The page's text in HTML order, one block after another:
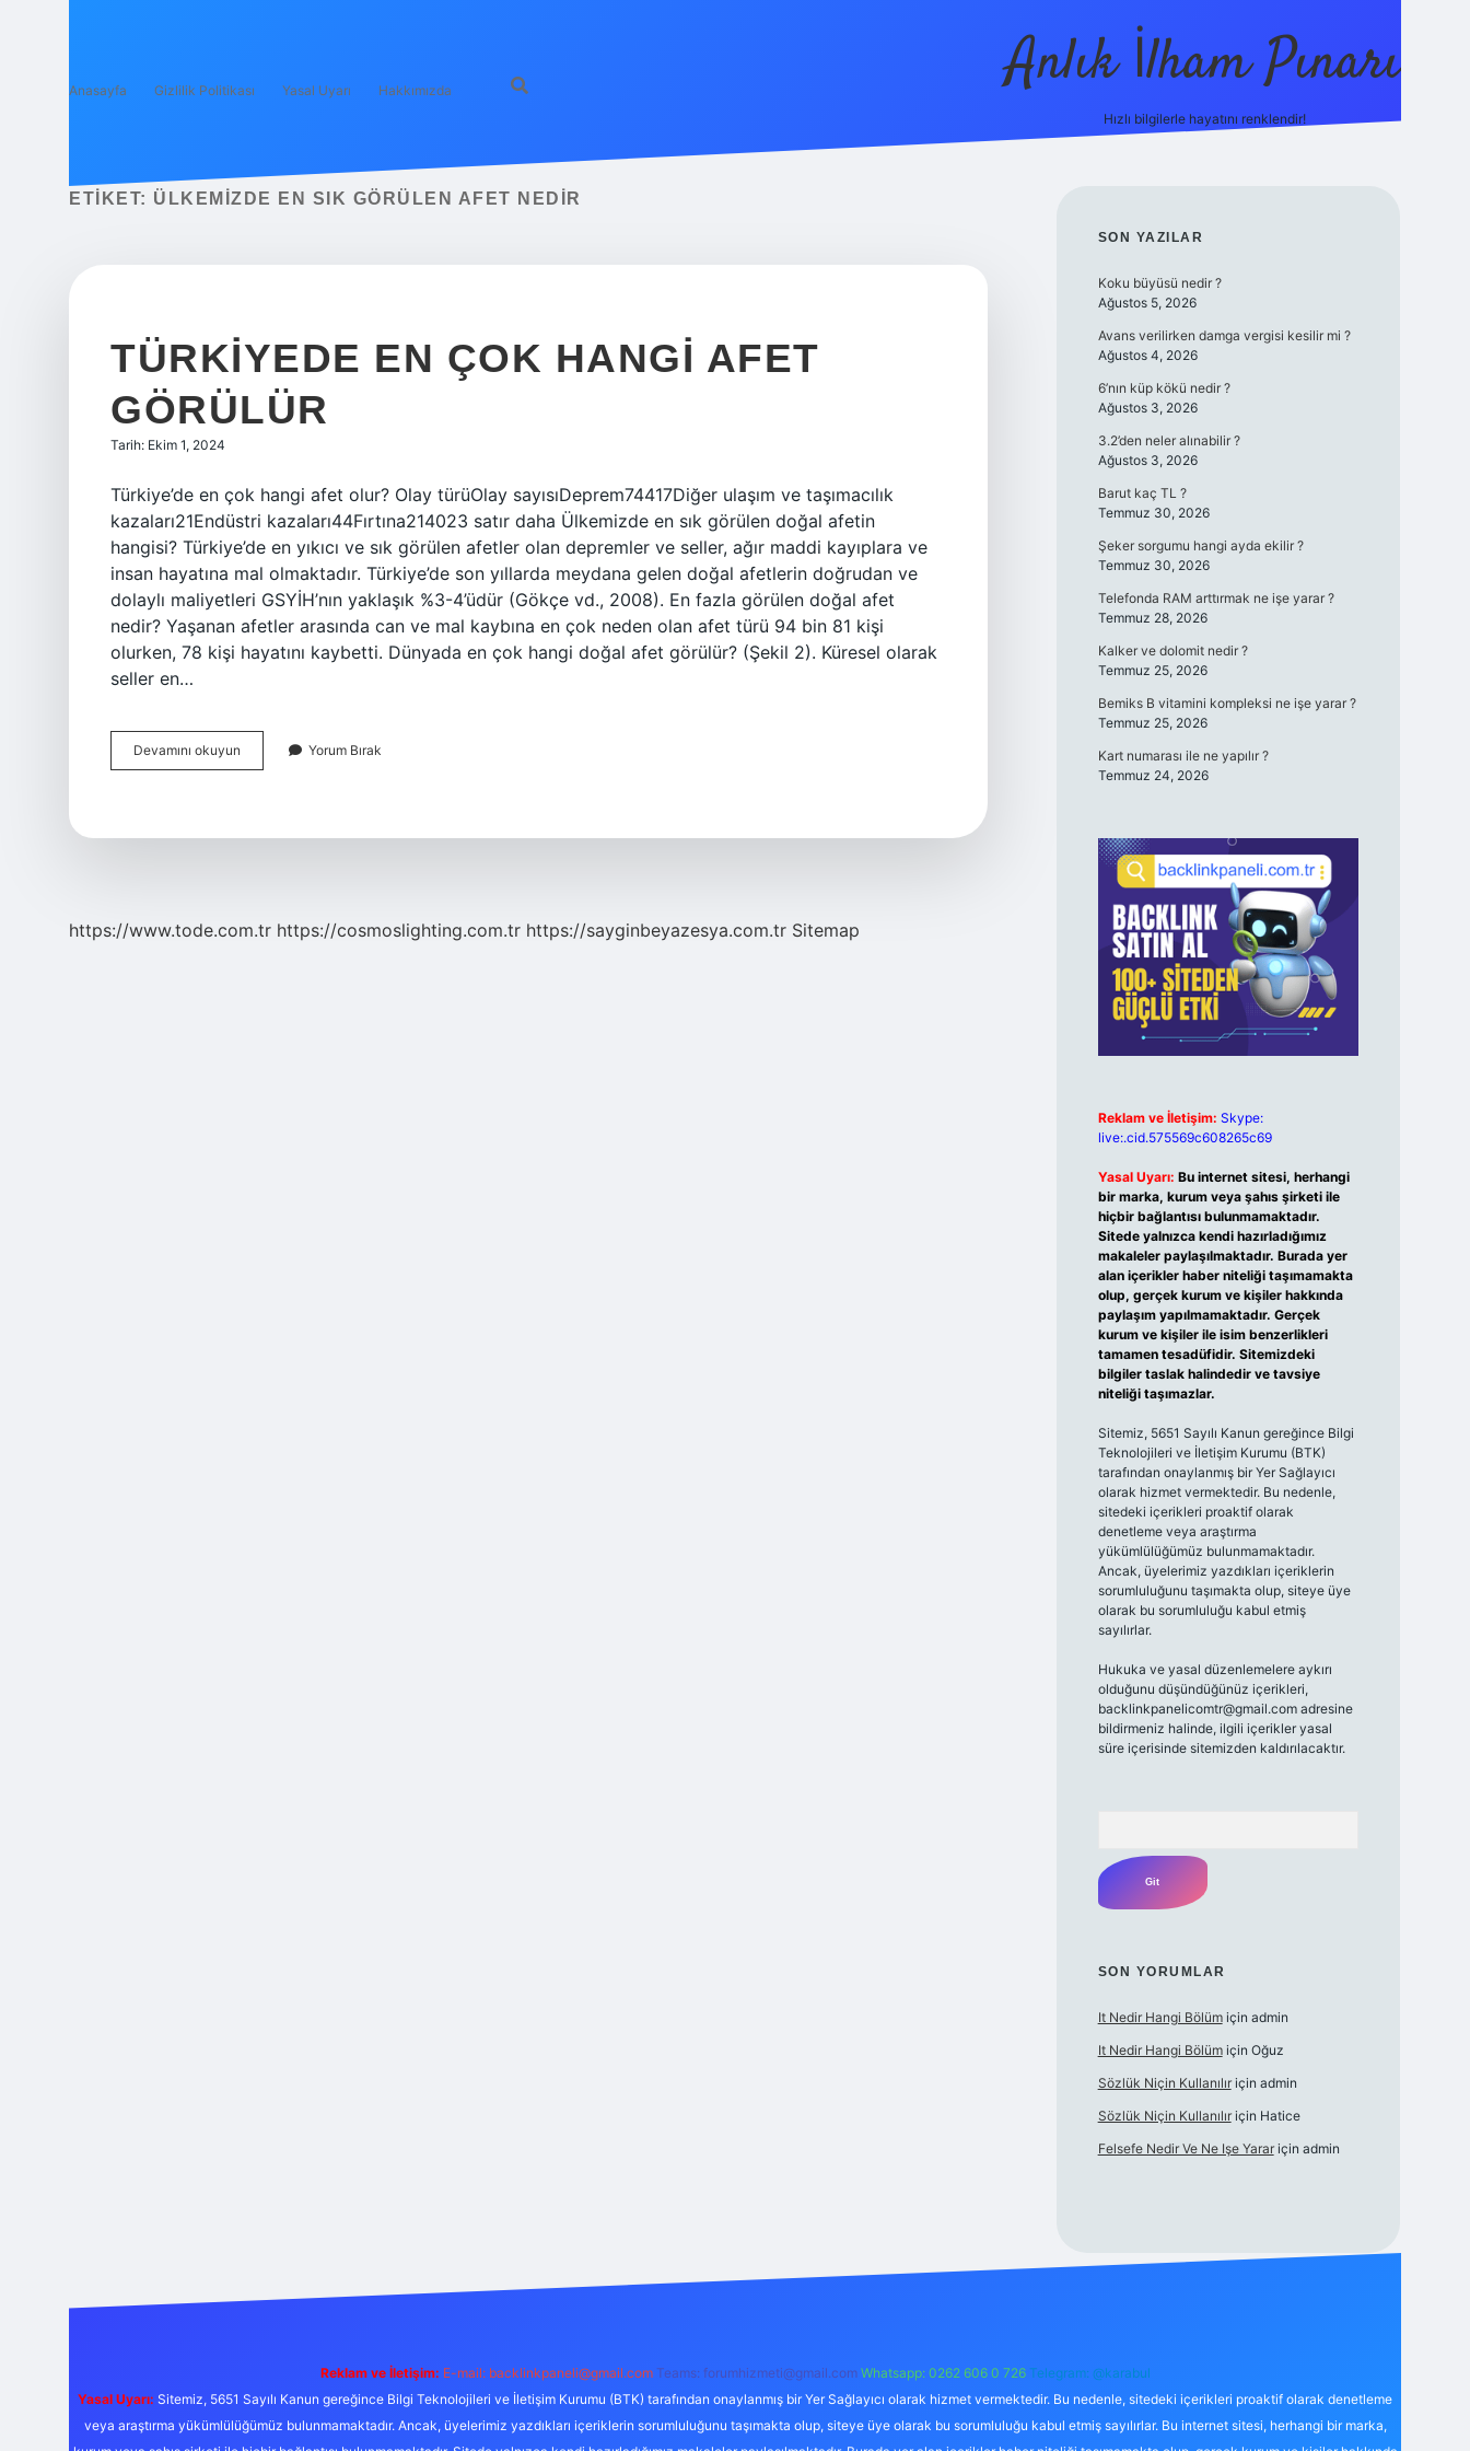
Anasayfa Gizlilik Politikası Yasal Uyarı Hakkımızda Anlık İlham Pınarı
Hızlı bilgilerle hayatını renklendir!
ETIKET: ÜLKEMIZDE EN SIK GÖRÜLEN AFET NEDIR
TÜRKIYEDE EN ÇOK HANGI AFET
GÖRÜLÜR
Tarih: Ekim 1, 2024
Türkiye’de en çok hangi afet olur? Olay türüOlay sayısıDeprem74417Diğer ulaşım ve taşımacılık
kazaları21Endüstri kazaları44Fırtına214023 satır daha Ülkemizde en sık görülen doğal afetin
hangisi? Türkiye’de en yıkıcı ve sık görülen afetler olan depremler ve seller, ağır maddi kayıplara ve
insan hayatına mal olmaktadır. Türkiye’de son yıllarda meydana gelen doğal afetlerin doğrudan ve
dolaylı maliyetleri GSYİH’nın yaklaşık %3-4’üdür (Gökçe vd., 2008). En fazla görülen doğal afet
nedir? Yaşanan afetler arasında can ve mal kaybına en çok neden olan afet türü 94 bin 81 kişi
olurken, 78 kişi hayatını kaybetti. Dünyada en çok hangi doğal afet görülür? (Şekil 2). Küresel olarak
seller en…
Devamını okuyun Türkiyede
En
Yorum Bırak
https://www.tode.com.tr https://cosmoslighting.com.tr https://sayginbeyazesya.com.tr Sitemap
SIDEBAR
SON YAZILAR
Koku büyüsü nedir ?
Ağustos 5, 2026
Avans verilirken damga vergisi kesilir mi ?
Ağustos 4, 2026
6’nın küp kökü nedir ?
Ağustos 3, 2026
3.2’den neler alınabilir ?
Ağustos 3, 2026
Barut kaç TL ?
Temmuz 30, 2026
Şeker sorgumu hangi ayda ekilir ?
Temmuz 30, 2026
Telefonda RAM arttırmak ne işe yarar ?
Temmuz 28, 2026
Kalker ve dolomit nedir ?
Temmuz 25, 2026
Bemiks B vitamini kompleksi ne işe yarar ?
Temmuz 25, 2026
Kart numarası ile ne yapılır ?
Temmuz 24, 2026
Reklam ve İletişim: Skype:
live:.cid.575569c608265c69
Yasal Uyarı: Bu internet sitesi, herhangi
bir marka, kurum veya şahıs şirketi ile
hiçbir bağlantısı bulunmamaktadır.
Sitede yalnızca kendi hazırladığımız
makaleler paylaşılmaktadır. Burada yer
alan içerikler haber niteliği taşımamakta
olup, gerçek kurum ve kişiler hakkında
paylaşım yapılmamaktadır. Gerçek
kurum ve kişiler ile isim benzerlikleri
tamamen tesadüfidir. Sitemizdeki
bilgiler taslak halindedir ve tavsiye
niteliği taşımazlar.
Sitemiz, 5651 Sayılı Kanun gereğince Bilgi
Teknolojileri ve İletişim Kurumu (BTK)
tarafından onaylanmış bir Yer Sağlayıcı
olarak hizmet vermektedir. Bu nedenle,
sitedeki içerikleri proaktif olarak
denetleme veya araştırma
yükümlülüğümüz bulunmamaktadır.
Ancak, üyelerimiz yazdıkları içeriklerin
sorumluluğunu taşımakta olup, siteye üye
olarak bu sorumluluğu kabul etmiş
sayılırlar.
Hukuka ve yasal düzenlemelere aykırı
olduğunu düşündüğünüz içerikleri,
backlinkpanelicomtr@gmail.comadresine
bildirmeniz halinde, ilgili içerikler yasal
süre içerisinde sitemizden kaldırılacaktır.
SON YORUMLAR
It Nedir Hangi Bölümiçin admin
It Nedir Hangi Bölümiçin Oğuz
Sözlük Niçin Kullanılıriçin admin
Sözlük Niçin Kullanılıriçin Hatice
Felsefe Nedir Ve Ne Işe Yarariçin admin
Reklam ve İletişim: E-mail: backlinkpaneli@gmail.com Teams: forumhizmeti@gmail.com Whatsapp: 0262 606 0 726 Telegram: @karabul
Yasal Uyarı: Sitemiz, 5651 Sayılı Kanun gereğince Bilgi Teknolojileri ve İletişim Kurumu (BTK) tarafından onaylanmış bir Yer Sağlayıcı olarak hizmet vermektedir. Bu nedenle, sitedeki içerikleri proaktif olarak denetleme
veya araştırma yükümlülüğümüz bulunmamaktadır. Ancak, üyelerimiz yazdıkları içeriklerin sorumluluğunu taşımakta olup, siteye üye olarak bu sorumluluğu kabul etmiş sayılırlar. Bu internet sitesi, herhangi bir marka,